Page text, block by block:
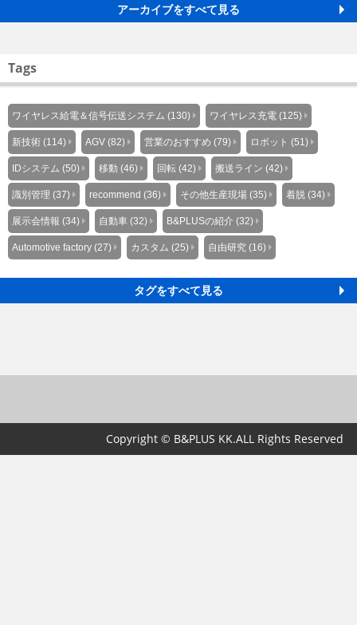
アーカイブをすべて見る
Tags
ワイヤレス給電＆信号伝送システム (130) ワイヤレス充電 (125)
新技術 (114) AGV (82) 営業のおすすめ (79) ロボット (51)
IDシステム (50) 移動 (46) 回転 (42) 搬送ライン (42)
識別管理 (37) recommend (36) その他生産現場 (35) 着脱 (34)
展示会情報 (34) 自動車 (32) B&PLUSの紹介 (32)
Automotive factory (27) カスタム (25) 自由研究 (16)
タグをすべて見る
Copyright © B&PLUS KK.ALL Rights Reserved